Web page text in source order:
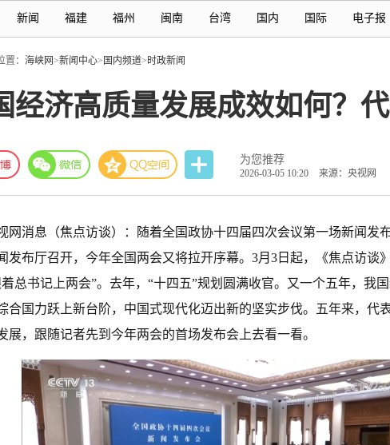
新闻 福建 福州 闽南 台湾 国内 国际 电子报
： 海峡网>新闻中心> 国内频道>时政新闻
经济高质量发展成效如何？
为您推荐
2026-03-05 10:20 来源：央视网
网消息（焦点访谈）：随着全国政协十四届四次会议第一场新闻 发
发布厅召开，今年全国两会又将拉开序幕。3月3日起，《焦点访谈
总书记上两会”。去年，“十四五”规划圆满收官。又一个五年，我
合国力跃上新台阶，中国式现代化迈出新的坚实步伐。五年来，代
展，跟随记者先到今年两会的首场发布会上去看一看。